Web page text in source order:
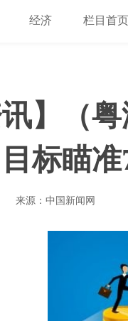
经济 栏目首页
讯】（
标瞄
来源：中国新闻网